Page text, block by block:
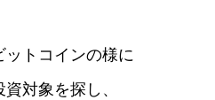
ットコインの様に
対象を探し、